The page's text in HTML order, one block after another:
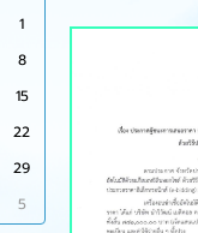
1
8
15
22
29
5